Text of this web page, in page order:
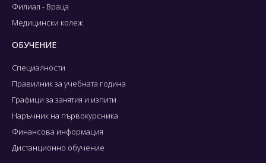
Филиал - Враца
Медицински колеж
ОБУЧЕНИЕ
Специалности
Правилник за учебната година
Графици за занятия и изпити
Наръчник на първокурсника
Финансова информация
Дистанционно обучение